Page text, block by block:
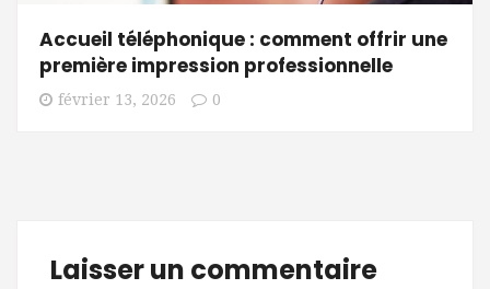
Accueil téléphonique : comment offrir une
première impression professionnelle
février 13, 2026 0
Laisser un commentaire